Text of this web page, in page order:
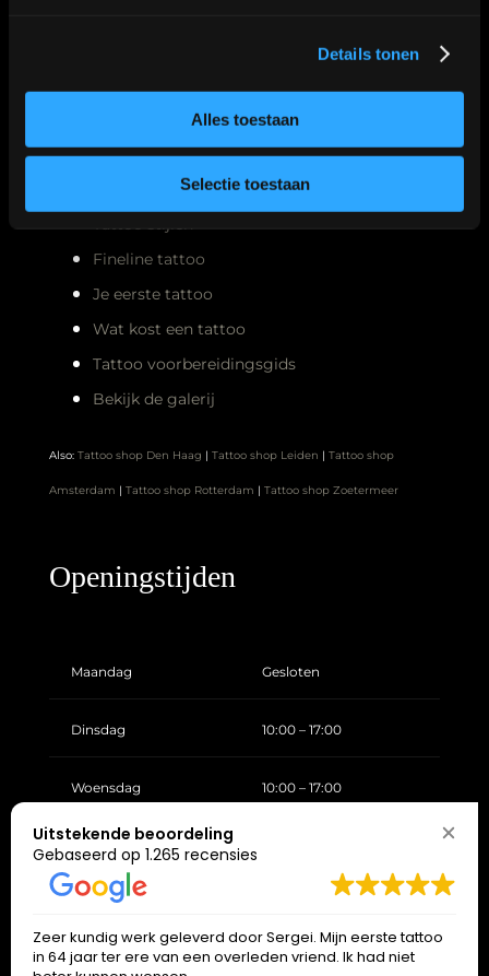
Details tonen
Alles toestaan
Selectie toestaan
Meest gelezen
Nazorg tattoo
Tattoo stijlen
Fineline tattoo
Je eerste tattoo
Wat kost een tattoo
Tattoo voorbereidingsgids
Bekijk de galerij
Also: Tattoo shop Den Haag | Tattoo shop Leiden | Tattoo shop
Amsterdam | Tattoo shop Rotterdam | Tattoo shop Zoetermeer
Openingstijden
Maandag Gesloten
Dinsdag 10:00 – 17:00
Woensdag 10:00 – 17:00
Donderdag
Vrijdag
Zaterdag 10:00 – 17:00
Uitstekende beoordeling
Gebaseerd op 1.265 recensies
Zeer kundig werk geleverd door Sergei. Mijn eerste tattoo
in 64 jaar ter ere van een overleden vriend. Ik had niet